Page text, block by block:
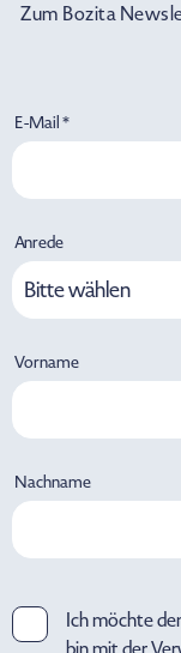
Zum Bozita
E-Mail *
Anrede
Bitte wählen
Vorname
Nachname
Ich möchte